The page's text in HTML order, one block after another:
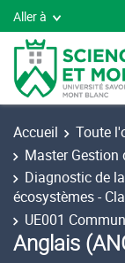
Aller à
Accueil Toute
Master Gestion
Diagnostic de
écosystèmes -
UE001
Anglais